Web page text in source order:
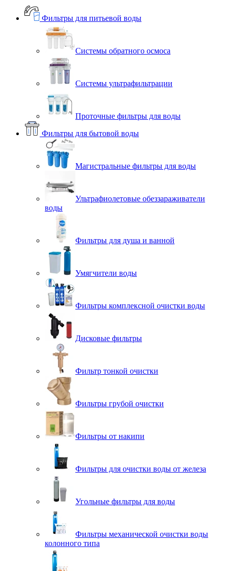
Фильтры для питьевой воды
Системы обратного осмоса
Системы ультрафильтрации
Проточные фильтры для воды
Фильтры для бытовой воды
Магистральные фильтры для воды
Ультрафиолетовые обеззараживатели
воды
Фильтры для душа и ванной
Умягчители воды
Фильтры комплексной очистки воды
Дисковые фильтры
Фильтр тонкой очистки
Фильтры грубой очистки
Фильтры от накипи
Фильтры для очистки воды от железа
Угольные фильтры для воды
Фильтры механической очистки воды
колонного типа